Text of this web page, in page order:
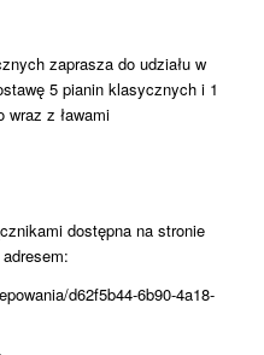
zaprasza do udziału w
5 pianin klasycznych i 1
wraz z ławami
dostępna na stronie
d62f5b44-6b90-4a18-